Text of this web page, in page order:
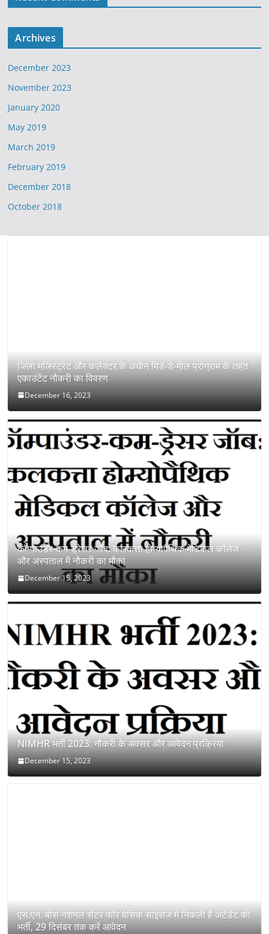
Archives
December 2023
November 2023
January 2020
May 2019
March 2019
February 2019
December 2018
October 2018
जिला मजिस्ट्रेट और कलेक्टर के अधीन मिड-डे-मील प्रोग्राम के तहत
एकाउंटेंट नौकरी का विवरण
December 16, 2023
कॉम्पाउंडर-कम-ड्रेसर जॉब: कलकत्ता होम्योपैथिक मेडिकल कॉलेज
और अस्पताल में नौकरी का मौका
December 15, 2023
NIMHR भर्ती 2023: नौकरी के अवसर और आवेदन प्रक्रिया
December 15, 2023
एस.एन. बोस नेशनल सेंटर फॉर बेसिक साइंसेज में निकली है अटेंडेंट की
भर्ती, 29 दिसंबर तक करें आवेदन